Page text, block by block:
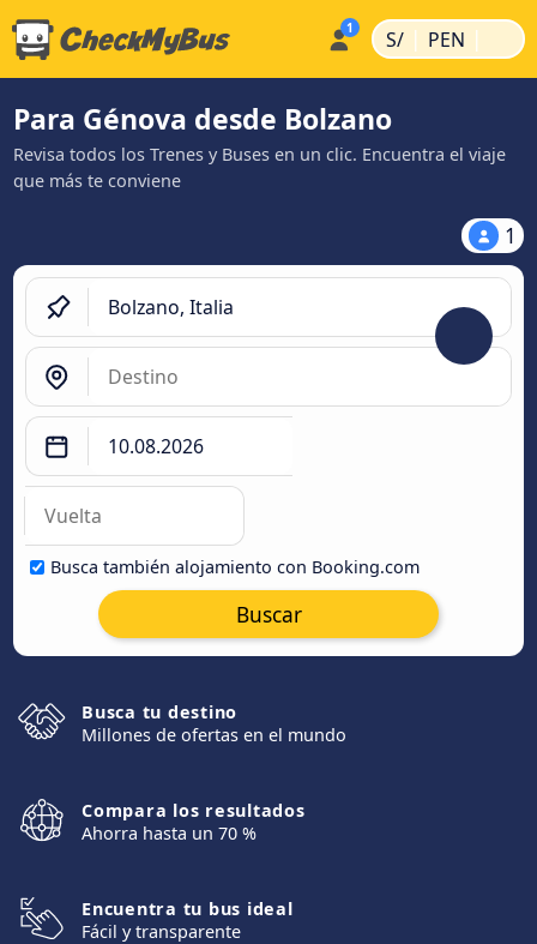
S/ | PEN |
Para Génova desde Bolzano
Revisa todos los Trenes y Buses en un clic. Encuentra el viaje
que más te conviene
1
Busca también alojamiento con Booking.com
Buscar
Busca tu destino
Millones de ofertas en el mundo
Compara los resultados
Ahorra hasta un 70 %
Encuentra tu bus ideal
Fácil y transparente